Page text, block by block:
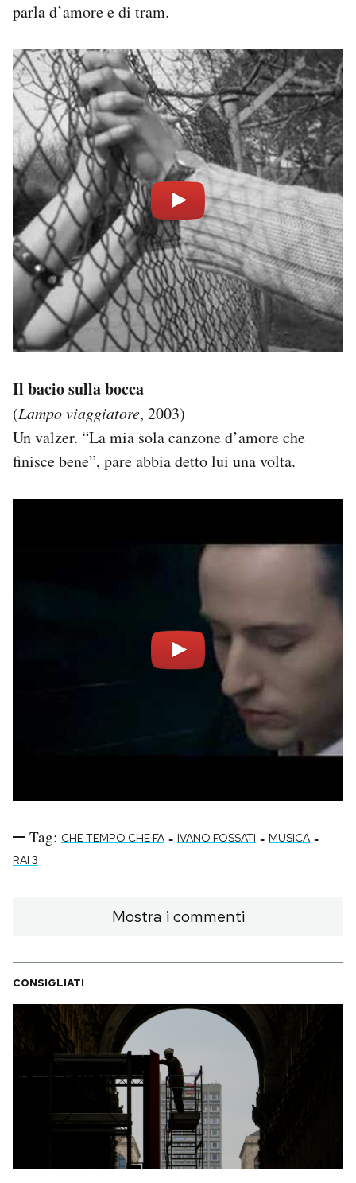
parla d’amore e di tram.
Il bacio sulla bocca
(Lampo viaggiatore, 2003)
Un valzer. “La mia sola canzone d’amore che
finisce bene”, pare abbia detto lui una volta.
Tag: CHE TEMPO CHE FA - IVANO FOSSATI - MUSICA -
RAI 3
Mostra i commenti
CONSIGLIATI